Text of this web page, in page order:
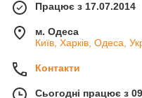
Працює з 17.07.2014
м. Одеса
Київ, Харків, Одеса,
Контакти
Сьогодні працює з